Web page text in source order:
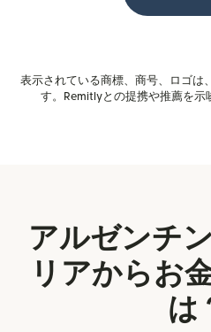
表示されている商標、商号、ロゴは
す。Remitlyとの提携や推薦を示
アルゼンチ
リアからお
は